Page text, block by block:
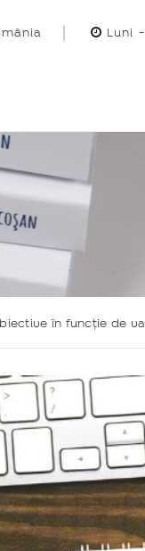
Luni
în funcție de